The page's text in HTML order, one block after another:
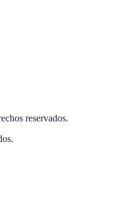
reservados.